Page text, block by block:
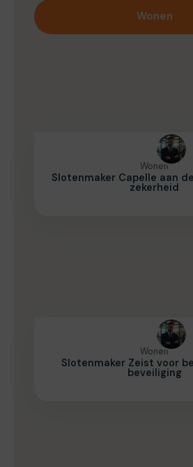
Wonen
Wonen
Slotenmaker Capelle aan
zekerheid
Wonen
Slotenmaker Zeist voor
beveiliging